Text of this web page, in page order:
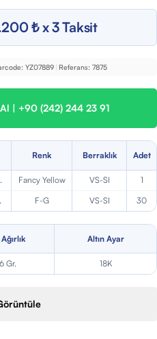
₺ x 3 Taksit
YZ07889 | Referans: 7875
| +90 (242) 244 23 91
Renk Berraklık Adet
Fancy Yellow VS-SI
1
F-G VS-SI 30
Altın Ayar
Gr. 18K